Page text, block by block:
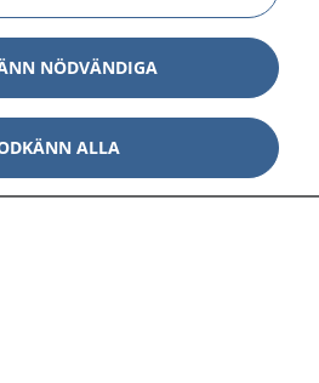
Visa
Visa
Visa
NÖDVÄNDIGA
ALLA